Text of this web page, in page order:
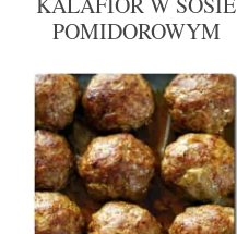
POMIDOROWYM